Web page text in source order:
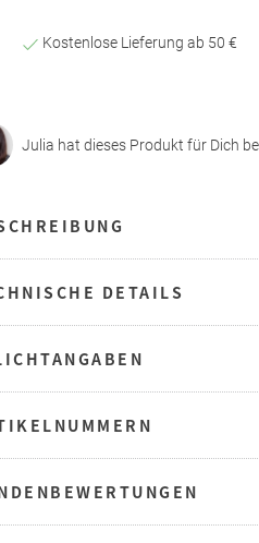
Kostenlose Lieferung ab 50 €
Julia hat dieses Produkt für Dich
DETAILS